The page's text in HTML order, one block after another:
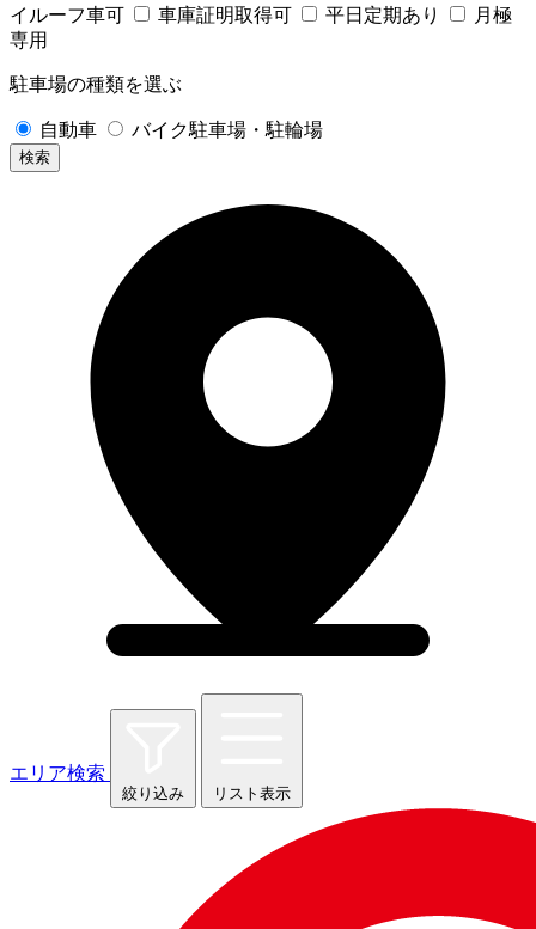
イルーフ車可
車庫証明取得可 平日定期あり
月極
専用
駐車場の種類を選ぶ
自動車 バイク駐車場・駐輪場
検索
エリア検索
絞り込み リスト表示